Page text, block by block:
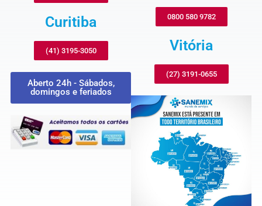
Curitiba
(41) 3195-3050
Aberto 24h - Sábados,
domingos e feriados
0800 580 9782
Vitória
(27) 3191-0655